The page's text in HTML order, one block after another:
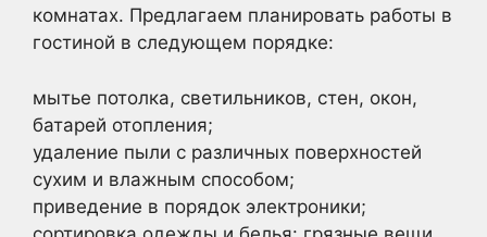
комнатах. Предлагаем планировать работы в
гостиной в следующем порядке:
мытье потолка, светильников, стен, окон,
батарей отопления;
удаление пыли с различных поверхностей
сухим и влажным способом;
приведение в порядок электроники;